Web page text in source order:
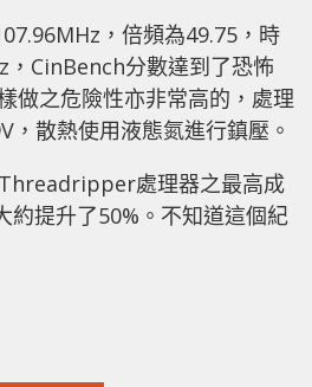
，倍頻為49.75，時
，CinBench分數達到了恐怖
做之危險性亦非常高的，處理
，散熱使用液態氮進行鎮壓。
處理器之最高成
約提升了50%。不知道這個紀